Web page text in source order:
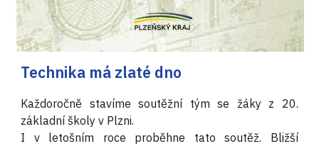
Technika má zlaté dno
Každoročně stavíme soutěžní tým se žáky z 20.
základní školy v Plzni.
I v letošním roce proběhne tato soutěž. Bližší